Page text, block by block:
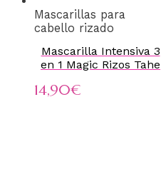
Mascarillas para
cabello rizado
Mascarilla Intensiva 3
en 1 Magic Rizos Tahe
14,90€